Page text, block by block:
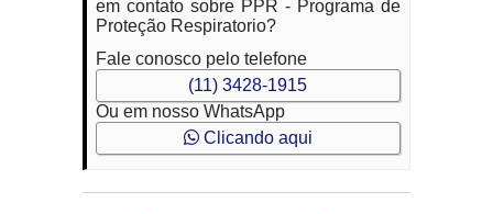
em contato sobre PPR - Programa de
Proteção Respiratorio?
Fale conosco pelo telefone
(11) 3428-1915
Ou em nosso WhatsApp
Clicando aqui